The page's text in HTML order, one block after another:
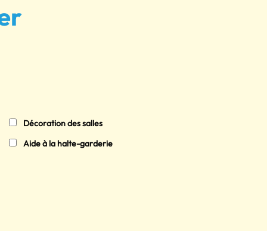
Décoration des salles
Aide à la halte-garderie